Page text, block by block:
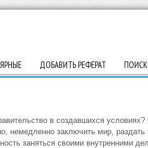
ДОБАВИТЬ РЕФЕРАТ ПОИСК
в создавшихся
немедленно заключить мир,
заняться своими внутренними